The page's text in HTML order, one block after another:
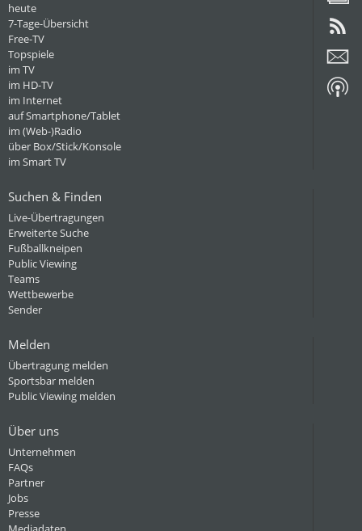
heute
7-Tage-Übersicht
Free-TV
Topspiele
im TV
im HD-TV
im Internet
auf Smartphone/Tablet
im (Web-)Radio
über Box/Stick/Konsole
im Smart TV
Suchen & Finden
Live-Übertragungen
Erweiterte Suche
Fußballkneipen
Public Viewing
Teams
Wettbewerbe
Sender
Melden
Übertragung melden
Sportsbar melden
Public Viewing melden
Über uns
Unternehmen
FAQs
Partner
Jobs
Presse